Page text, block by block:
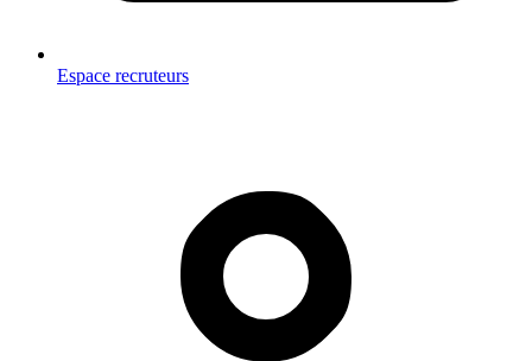
Espace recruteurs